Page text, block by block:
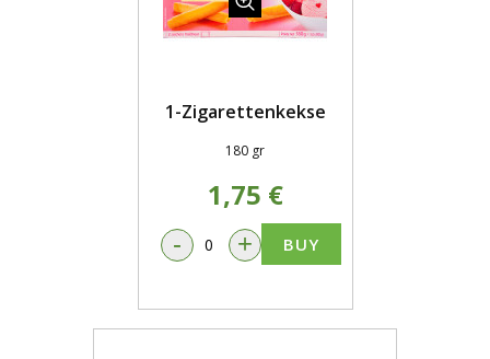
1-Zigarettenkekse
180 gr
1,75 €
- + BUY